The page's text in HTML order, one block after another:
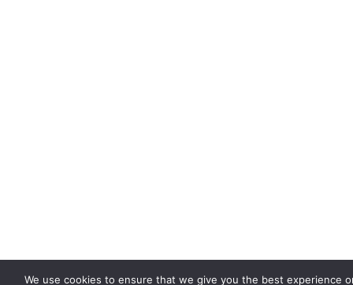
We use cookies to ensure that we give you the best experience